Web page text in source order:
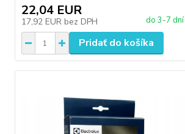
22,04 EUR
17,92 EUR bez DPH do 3-7 dní
Pridať do košíka